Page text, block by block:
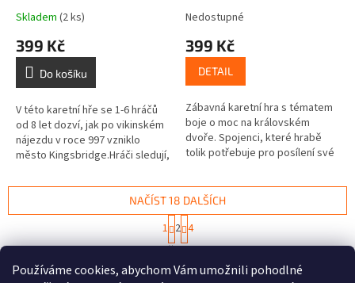
Používáme cookies, abychom Vám umožnili pohodlné
Skladem (2 ks)
399 Kč
Do košíku
V této karetní hře se 1-6 hráčů
od 8 let dozví, jak po vikinském
nájezdu v roce 997 vzniklo
město Kingsbridge.Hráči sledují,
pomocí příběhových...
Nedostupné
399 Kč
DETAIL
Zábavná karetní hra s tématem
boje o moc na královském
dvoře. Spojenci, které hrabě
tolik potřebuje pro posílení své
zcela odlišní. Někteří jsou...
O
l
NAČÍST 18 DALŠÍCH
S
t
r
á
n
1 2 4
60položek celkem
NAHORU